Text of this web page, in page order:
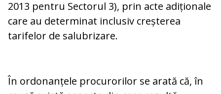
2013 pentru Sectorul 3), prin acte adiționale
care au determinat inclusiv creșterea
tarifelor de salubrizare.
În ordonanțele procurorilor se arată că, în